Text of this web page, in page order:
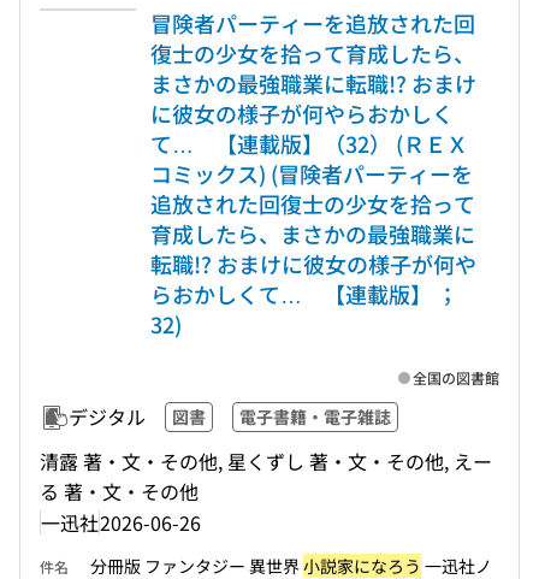
冒険者パーティーを追放された回
復士の少女を拾って育成したら、
まさかの最強職業に転職!? おまけ
に彼女の様子が何やらおかしく
て… 【連載版】（32） (ＲＥＸ
コミックス) (冒険者パーティーを
追放された回復士の少女を拾って
育成したら、まさかの最強職業に
転職!? おまけに彼女の様子が何や
らおかしくて… 【連載版】 ；
32)
デジタル 図書 電子書籍・電子雑誌
清露 著・文・その他, 星くずし 著・文・その他, えー
る 著・文・その他
一迅社2026-06-26
全国の図書館
件名 分冊版 ファンタジー 異世界小説家になろう 一迅社ノ